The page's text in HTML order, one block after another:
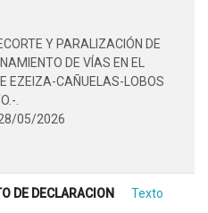
Y PARALIZACIÓN DE
DE VÍAS EN EL
EZEIZA-CAÑUELAS-LOBOS
.
05/2026
DE DECLARACION
Texto